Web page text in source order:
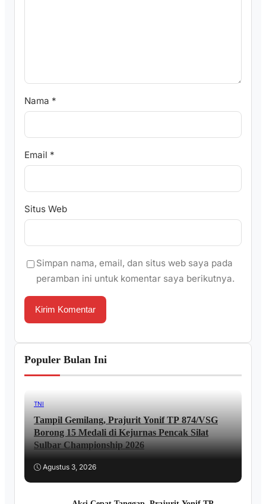
Nama *
Email *
Situs Web
Simpan nama, email, dan situs web saya pada
peramban ini untuk komentar saya berikutnya.
Populer Bulan Ini
TNI
Tampil Gemilang, Prajurit Yonif TP 874/VSG
Borong 15 Medali di Kejurnas Pencak Silat
Sulbar Championship 2026
Agustus 3, 2026